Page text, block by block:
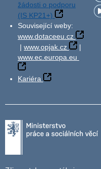
žádosti o podporu
(IS KP21+)
Související weby:
www.dotaceeu.cz
| www.opjak.cz
|
www.ec.europa.eu
Kariéra